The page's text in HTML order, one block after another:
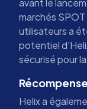
marchés
utilisateurs a
potentiel
sécurisé pour
Helix a